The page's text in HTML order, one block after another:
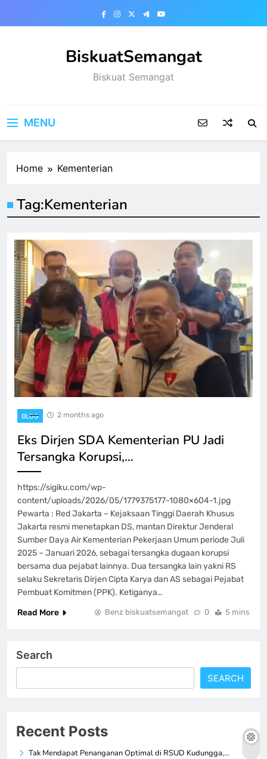
BiskuatSemangat
Biskuat Semangat
MENU
Home Kementerian
Tag:Kementerian
BLOG 2 months ago
Eks Dirjen SDA Kementerian PU Jadi
Tersangka Korupsi,…
https://sigiku.com/wp-
content/uploads/2026/05/1779375177-1080×604-1.jpg
Pewarta : Red Jakarta – Kejaksaan Tinggi Daerah Khusus
Jakarta resmi menetapkan DS, mantan Direktur Jenderal
Sumber Daya Air Kementerian Pekerjaan Umum periode Juli
2025 – Januari 2026, sebagai tersangka dugaan korupsi
bersama dua pejabat lainnya. Dua tersangka lain yakni RS
selaku Sekretaris Dirjen Cipta Karya dan AS sebagai Pejabat
Pembuat Komitmen (PPK). Ketiganya…
Read More
Benz biskuatsemangat 0 5 mins
Search
SEARCH
Recent Posts
Tak Mendapat Penanganan Optimal di RSUD Kudungga,…